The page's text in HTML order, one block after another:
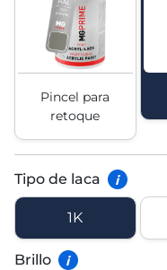
Pincel para
retoque
Tipo de laca i
1K
Brillo i